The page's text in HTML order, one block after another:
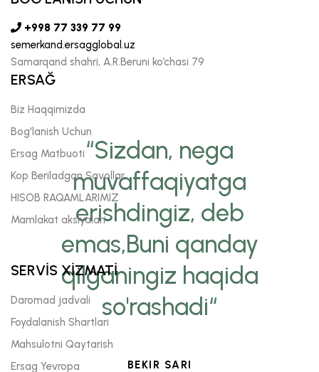
“Sizdan, nega
muvaffaqiyatga
erishdingiz, deb
emas,Buni qanday
qilganingiz haqida
so'rashadi“
BEKIR SARI
+998 77 339 77 99
semerkand.ersagglobal.uz
Samarqand shahri, A.R.Beruni ko’chasi 79
ERSAĞ
Biz Haqqimizda
Bog'lanish Uchun
Ersag Matbuoti
Kop Beriladgan Savollar
HISOB RAQAMLARIMIZ
Mamlakat aksiyalari
SERVİS XİZMATİ
Daromad jadvali
Foydalanish Shartlari
Mahsulotni Qaytarish
Ersag Yevropa